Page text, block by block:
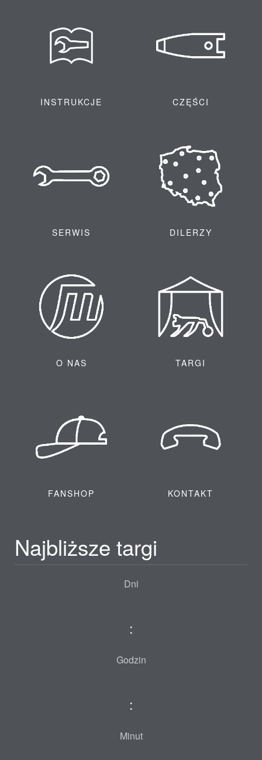
INSTRUKCJE CZĘŚCI
SERWIS DILERZY
O NAS TARGI
FANSHOP KONTAKT
Najbliższe targi
Dni
:
Godzin
:
Minut